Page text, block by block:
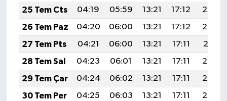
25 Tem Cts
04:19 05:59 13:21 17:12
20:33
26 Tem Paz
04:20 06:00 13:21 17:12
20:32
27 Tem Pts
04:21 06:00 13:21 17:11
20:31
28 Tem Sal
04:23 06:01 13:21 17:11
20:30
29 Tem Çar
04:24 06:02 13:21 17:11
20:29
30 Tem Per
04:25 06:03 13:21 17:11
20:28